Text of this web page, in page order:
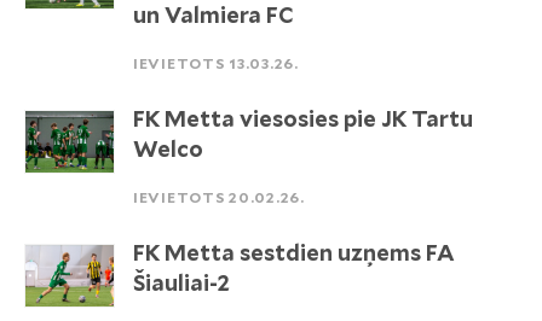
un Valmiera FC
IEVIETOTS 13.03.26.
FK Metta viesosies pie JK Tartu
Welco
IEVIETOTS 20.02.26.
FK Metta sestdien uzņems FA
Šiauliai-2